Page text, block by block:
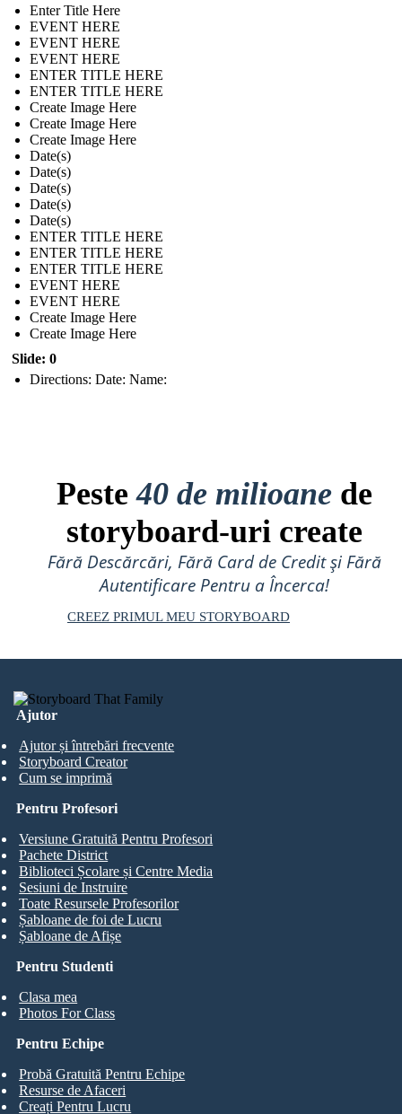
Enter Title Here
EVENT HERE
EVENT HERE
EVENT HERE
ENTER TITLE HERE
ENTER TITLE HERE
Create Image Here
Create Image Here
Create Image Here
Date(s)
Date(s)
Date(s)
Date(s)
Date(s)
ENTER TITLE HERE
ENTER TITLE HERE
ENTER TITLE HERE
EVENT HERE
EVENT HERE
Create Image Here
Create Image Here
Slide: 0
Directions: Date: Name:
Peste40 de milioane de
storyboard-uri create
Fără Descărcări, Fără Card de Credit și Fără
Autentificare Pentru a Încerca!
CREEZ PRIMUL MEU STORYBOARD
Ajutor
Ajutor și întrebări frecvente
Storyboard Creator
Cum se imprimă
Pentru Studenti
Clasa mea
Photos For Class
Pentru Profesori
Versiune Gratuită Pentru Profesori
Pachete District
Biblioteci Școlare și Centre Media
Sesiuni de Instruire
Toate Resursele Profesorilor
Șabloane de foi de Lucru
Șabloane de Afișe
Pentru Echipe
Probă Gratuită Pentru Echipe
Resurse de Afaceri
Creați Pentru Lucru